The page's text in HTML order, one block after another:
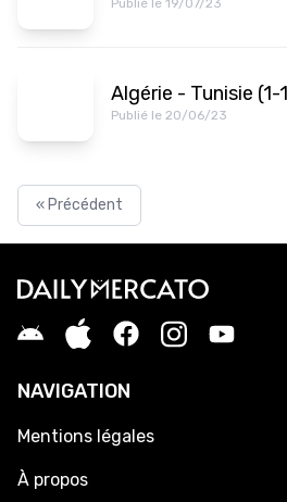
Publié le 19/07/23
Algérie - Tunisie (1-
Publié le 20/06/23
« Précédent
NAVIGATION
Mentions légales
À propos